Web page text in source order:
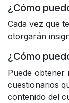
¿Cómo
Cada vez que
otorgarán
¿Cómo
Puede obtener
cuestionarios
contenido del